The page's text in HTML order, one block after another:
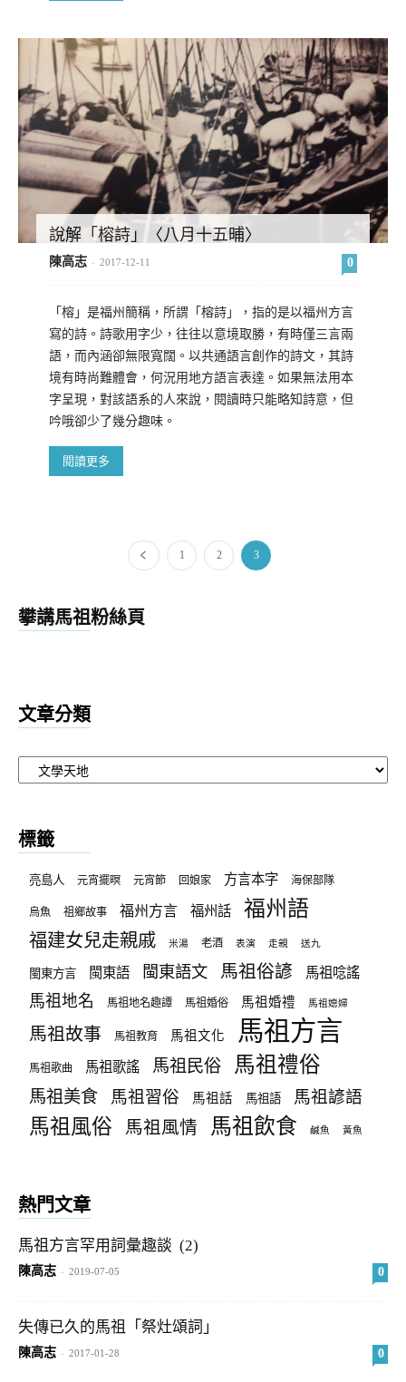
說解「榕詩」〈八月十五晡〉
陳高志 - 2017-12-11 0
「榕」是福州簡稱，所謂「榕詩」，指的是以福州方言
寫的詩。詩歌用字少，往往以意境取勝，有時僅三言兩
語，而內涵卻無限寬闊。以共通語言創作的詩文，其詩
境有時尚難體會，何況用地方語言表達。如果無法用本
字呈現，對該語系的人來說，閱讀時只能略知詩意，但
吟哦卻少了幾分趣味。
閱讀更多
1 2 3
攀講馬祖粉絲頁
文章分類
文
標籤
亮島人 元宵擺暝 元宵節 回娘家 方言本字 海保部隊
烏魚 祖鄉故事 福州方言 福州話 福州語
福建女兒走親戚 米湯 老酒 表演 走親 送九
閩東方言 閩東語 閩東語文 馬祖俗諺 馬祖唸謠
馬祖地名 馬祖地名趣譚 馬祖婚俗 馬祖婚禮 馬祖媳婦
馬祖故事 馬祖教育 馬祖文化 馬祖方言
馬祖歌曲 馬祖歌謠 馬祖民俗 馬祖禮俗
馬祖美食 馬祖習俗 馬祖話 馬祖語 馬祖諺語
馬祖風俗 馬祖風情 馬祖飲食 鹹魚 黃魚
熱門文章
馬祖方言罕用詞彙趣談 (2)
陳高志 - 2019-07-05 0
失傳已久的馬祖「祭灶頌詞」
陳高志 - 2017-01-28 0